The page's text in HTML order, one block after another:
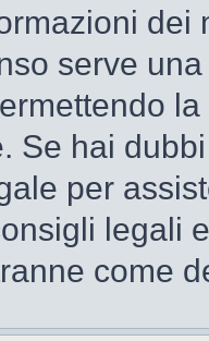
dei
serve
Se hai
per
legali
come